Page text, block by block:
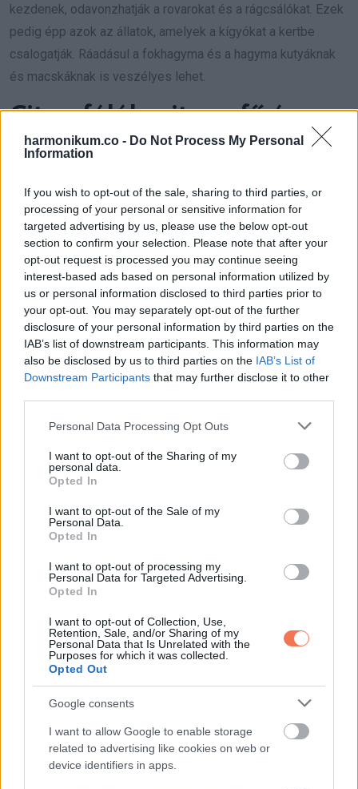
harmonikum.co - Do Not Process My Personal
Information
If you wish to opt-out of the sale, sharing to third parties, or
processing of your personal or sensitive information for
targeted advertising by us, please use the below opt-out
section to confirm your selection. Please note that after your
opt-out request is processed you may continue seeing
interest-based ads based on personal information utilized by
us or personal information disclosed to third parties prior to
your opt-out. You may separately opt-out of the further
disclosure of your personal information by third parties on the
IAB’s list of downstream participants. This information may
also be disclosed by us to third parties on the IAB’s List of
Downstream Participants that may further disclose it to other
Please note that this website/app uses one or more Google
not limited to your visit or usage behaviour. You may click to
grant or deny consent to Google and its third-party tags to
use your data for below specified purposes in below Google
consent section.
Personal Data Processing Opt Outs
I want to opt-out of the Sharing of my
personal data.
Opted In
I want to opt-out of the Sale of my
Personal Data.
Opted In
I want to opt-out of processing my
Personal Data for Targeted Advertising.
Opted In
I want to opt-out of Collection, Use,
Retention, Sale, and/or Sharing of my
Personal Data that Is Unrelated with the
Purposes for which it was collected.
Opted Out
Google consents
I want to allow Google to enable storage
related to advertising like cookies on web or
device identifiers in apps.
kezdenek, odavonzhatják a rovarokat és a rágcsálókat. Ezek
pedig épp azok az állatok, amelyek a kígyókat a kertbe
csalogatják. Ráadásul a fokhagyma és a hagyma kutyáknak
és macskáknak is veszélyes lehet.
Citrusfélék, citromfű és
citronella
szerepelnek a természetes riasztók között. Ezeknek erős
illatuk van, amit az emberek általában kellemesnek találnak,
a rovarok viszont kevésbé kedvelik. A kígyókra gyakorolt
hatásuk nem biztos, de a rovarok számának csökkentése
már önmagában hasznos lehet.
A citromfű különösen praktikus, mert kevesebb rovar a
kertben, kevesebb zsákmányt jelent a kígyóknak is. A
citrusolajokat teraszokon lehet használni, hígítva vagy
szárított formában. Viszont gyorsan elbomlanak, ezért eső
után újra kell őket tenni.
Cédrusolaj és cédrusmulcs
A cédrus is sokszor felmerül, mert erős, jellegzetes illata
van. A cédrus természetes olajai sok hüllőnek kellemetlenek